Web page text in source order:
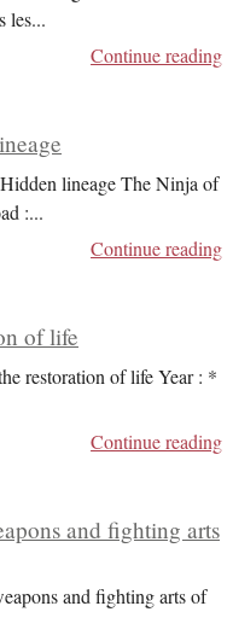
les...
Continue reading
lineage The Ninja of
:...
Continue reading
of life
restoration of life Year : *
Continue reading
and fighting arts
and fighting arts of